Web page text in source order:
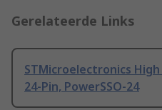
Gerelateerde Links
STMicroelectronics
24-Pin, PowerSSO-24